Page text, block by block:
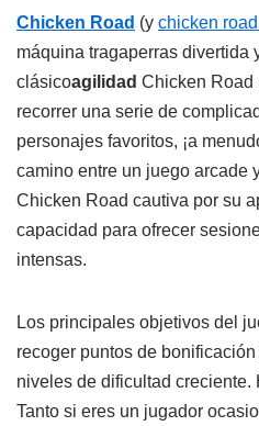
Chicken Road (y chicken
máquina tragaperras divertida
clásicoagilidad Chicken Road
recorrer una serie de
personajes favoritos, ¡a
camino entre un juego arcade
Chicken Road cautiva por su
capacidad para ofrecer
intensas.
Los principales objetivos del
recoger puntos de
niveles de dificultad creciente.
Tanto si eres un jugador